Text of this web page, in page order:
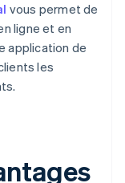
vous permet de
ligne et en
application de
les